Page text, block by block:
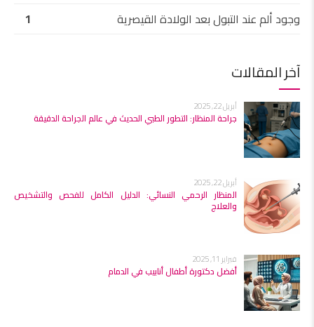
وجود ألم عند التبول بعد الولادة القيصرية
1
آخر المقالات
أبريل 22, 2025
جراحة المنظار: التطور الطبي الحديث في عالم الجراحة الدقيقة
أبريل 22, 2025
المنظار الرحمي النسائي: الدليل الكامل للفحص والتشخيص
والعلاج
فبراير 11, 2025
أفضل دكتورة أطفال أنابيب في الدمام